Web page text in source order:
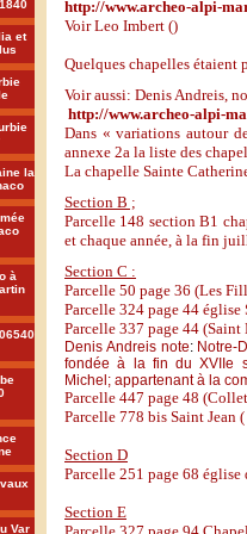
et
la
à
Var
http://www.archeo-alpi-
Voir Leo Imbert ()
Quelques chapelles étaient
Voir aussi: Denis Andreis,
http://www.archeo-alpi-
Dans « variations autour
annexe 2a la liste des
La chapelle Sainte
Section B ;
Parcelle 148 section B1
et chaque année, à la fin
Section C :
Parcelle 50 page 36 (Les
Parcelle 324 page 44
Parcelle 337 page 44
Denis Andreis note: Notre-
fondée à la fin du XVIIe
Michel; appartenant à la
Parcelle 447 page 48
Parcelle 778 bis Saint Jean
Section D
Parcelle 251 page 68 église
Section E